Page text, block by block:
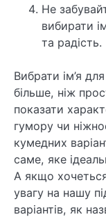
Не
вибирати
та радість.
Вибрати ім’я
більше, ніж
показати
гумору чи
кумедних
саме, яке
А якщо
увагу на нашу
варіантів, як